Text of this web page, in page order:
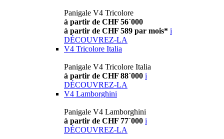
Panigale V4 Tricolore
à partir de CHF 56´000
à partir de CHF 589 par mois* i
DÉCOUVREZ-LA
V4 Tricolore Italia
Panigale V4 Tricolore Italia
à partir de CHF 88´000 i
DÉCOUVREZ-LA
V4 Lamborghini
Panigale V4 Lamborghini
à partir de CHF 77´000 i
DÉCOUVREZ-LA